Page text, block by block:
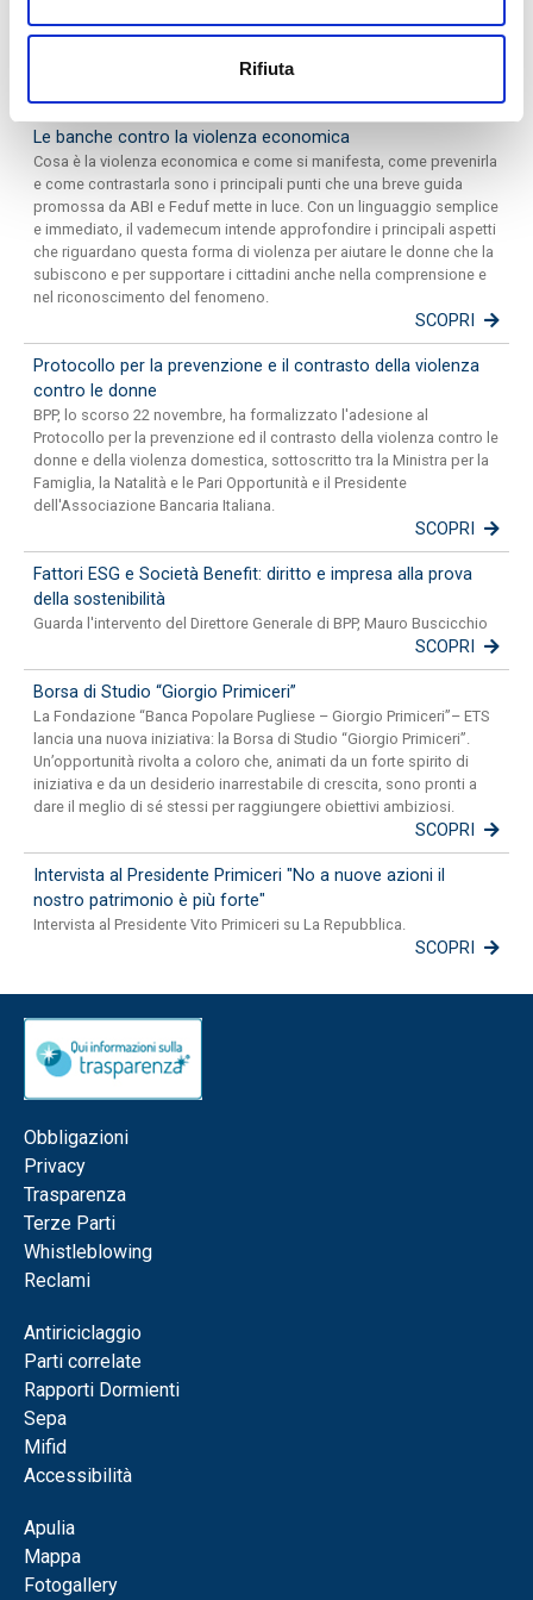
Rifiuta
Le banche contro la violenza economica
Cosa è la violenza economica e come si manifesta, come prevenirla
e come contrastarla sono i principali punti che una breve guida
promossa da ABI e Feduf mette in luce. Con un linguaggio semplice
e immediato, il vademecum intende approfondire i principali aspetti
che riguardano questa forma di violenza per aiutare le donne che la
subiscono e per supportare i cittadini anche nella comprensione e
nel riconoscimento del fenomeno.
SCOPRI
Protocollo per la prevenzione e il contrasto della violenza
contro le donne
BPP, lo scorso 22 novembre, ha formalizzato l'adesione al
Protocollo per la prevenzione ed il contrasto della violenza contro le
donne e della violenza domestica, sottoscritto tra la Ministra per la
Famiglia, la Natalità e le Pari Opportunità e il Presidente
dell'Associazione Bancaria Italiana.
SCOPRI
Fattori ESG e Società Benefit: diritto e impresa alla prova
della sostenibilità
Guarda l'intervento del Direttore Generale di BPP, Mauro Buscicchio
SCOPRI
Borsa di Studio “Giorgio Primiceri”
La Fondazione “Banca Popolare Pugliese – Giorgio Primiceri”– ETS
lancia una nuova iniziativa: la Borsa di Studio “Giorgio Primiceri”.
Un’opportunità rivolta a coloro che, animati da un forte spirito di
iniziativa e da un desiderio inarrestabile di crescita, sono pronti a
dare il meglio di sé stessi per raggiungere obiettivi ambiziosi.
SCOPRI
Intervista al Presidente Primiceri "No a nuove azioni il
nostro patrimonio è più forte"
Intervista al Presidente Vito Primiceri su La Repubblica.
SCOPRI
Obbligazioni
Privacy
Trasparenza
Terze Parti
Whistleblowing
Reclami
Antiriciclaggio
Parti correlate
Rapporti Dormienti
Sepa
Mifid
Accessibilità
Apulia
Mappa
Fotogallery